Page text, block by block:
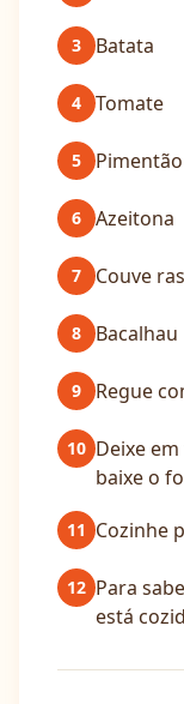
3 Batata
4 Tomate
5 Pimentão
6 Azeitona
7 Couve
8 Bacalhau
9 Regue
10 Deixe
baixe o
11 Cozinhe
12 Para
está